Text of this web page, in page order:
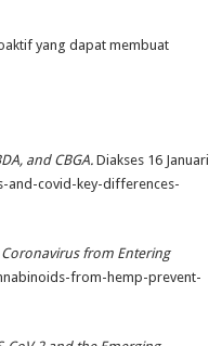
yang dapat membuat
and CBGA. Diakses 16 Januari
and-covid-key-differences-
from Entering
from-hemp-prevent-